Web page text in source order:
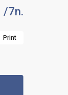
/7n.
Print